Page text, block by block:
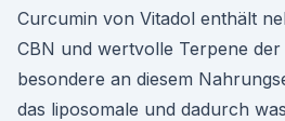
Curcumin von Vitadol enthält
CBN und wertvolle Terpene
besondere an diesem
das liposomale und dadurch